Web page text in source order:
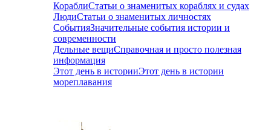
КораблиСтатьи о знаменитых кораблях и судах
ЛюдиСтатьи о знаменитых личностях
СобытияЗначительные события истории и
современности
Дельные вещиСправочная и просто полезная
информация
Этот день в историиЭтот день в истории
мореплавания